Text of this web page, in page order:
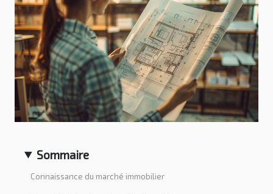
Sommaire
Connaissance du marché immobilier